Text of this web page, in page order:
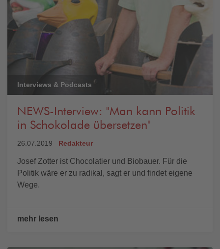
Interviews & Podcasts
NEWS-Interview: "Man kann Politik
in Schokolade übersetzen"
26.07.2019 Redakteur
Josef Zotter ist Chocolatier und Biobauer. Für die
Politik wäre er zu radikal, sagt er und findet eigene
Wege.
mehr lesen